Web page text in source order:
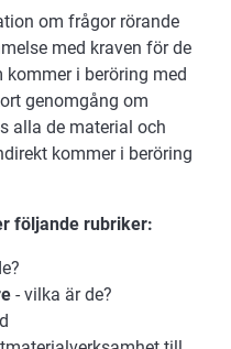
om frågor rörande
med kraven för de
i beröring med
genomgång om
alla de material och
kommer i beröring
följande rubriker:
- vilka är de?